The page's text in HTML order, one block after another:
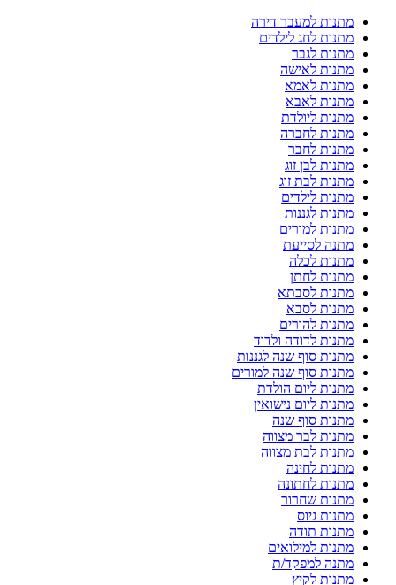
מתנות למעבר דירה
מתנות לחג לילדים
מתנות לגבר
מתנות לאישה
מתנות לאמא
מתנות לאבא
מתנות ליולדת
מתנות לחברה
מתנות לחבר
מתנות לבן זוג
מתנות לבת זוג
מתנות לילדים
מתנות לגננות
מתנות למורים
מתנה לסייעת
מתנות לכלה
מתנות לחתן
מתנות לסבתא
מתנות לסבא
מתנות להורים
מתנות לדודה ולדוד
מתנות סוף שנה לגננות
מתנות סוף שנה למורים
מתנות ליום הולדת
מתנות ליום נישואין
מתנות סוף שנה
מתנות לבר מצווה
מתנות לבת מצווה
מתנות לחינה
מתנות לחתונה
מתנות שחרור
מתנות גיוס
מתנות תודה
מתנות למילואים
מתנה למפקד/ת
מתנות לקיץ